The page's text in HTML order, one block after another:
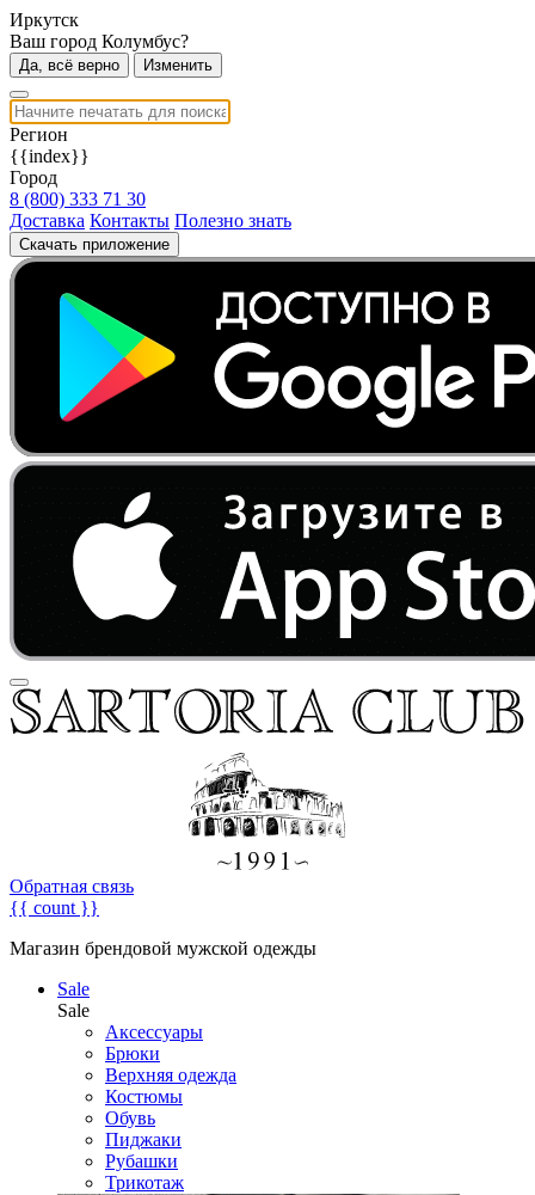
Иркутск
Ваш город Колумбус?
Да, всё верно Изменить
Регион
{{index}}
Город
8 (800) 333 71 30
Доставка Контакты Полезно знать
Скачать приложение
Обратная связь
{{ count }}
Магазин брендовой мужской одежды
Sale
Sale
Аксессуары
Брюки
Верхняя одежда
Костюмы
Обувь
Пиджаки
Рубашки
Трикотаж